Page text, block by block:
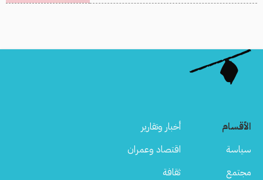
الأقسام
أخبار وتقارير
سياسة
اقتصاد وعمران
مجتمع
ثقافة